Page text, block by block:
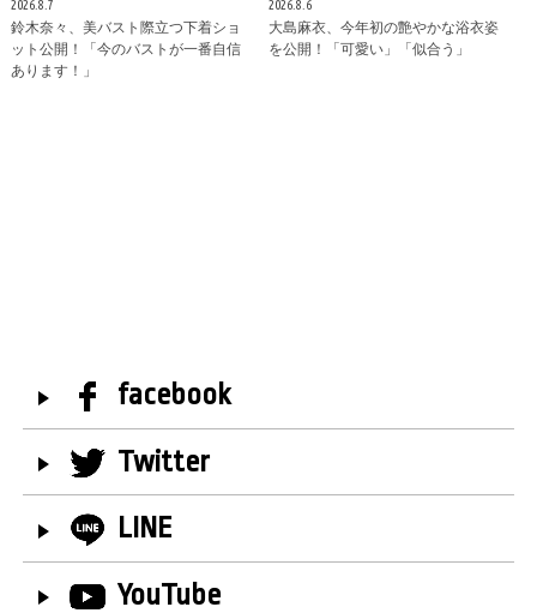
2026.8.7
鈴木奈々、美バスト際立つ下着ショ
ット公開！「今のバストが一番自信
あります！」
2026.8.6
大島麻衣、今年初の艶やかな浴衣姿
を公開！「可愛い」「似合う」
facebook
Twitter
LINE
YouTube